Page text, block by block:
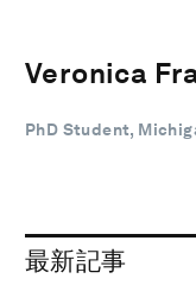
Veronica
PhD Student,
最新記事